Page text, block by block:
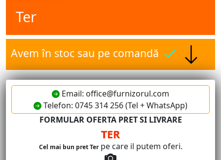
Ter
Avem în stoc sau pe comandă
Email: office@furnizorul.com
Telefon: 0745 314 256 (Tel + WhatsApp)
FORMULAR OFERTA PRET SI LIVRARE
TER
Cel mai bun pret Terpe care il putem oferi.